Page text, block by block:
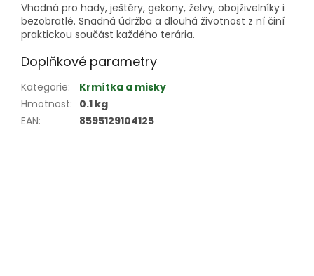
Vhodná pro hady, ještěry, gekony, želvy, obojživelníky i
bezobratlé. Snadná údržba a dlouhá životnost z ní činí
praktickou součást každého terária.
Doplňkové parametry
Kategorie:
Krmítka a misky
Hmotnost: 0.1 kg
EAN: 8595129104125
Z